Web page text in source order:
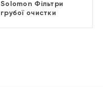
Solomon Фільтри
грубої очистки